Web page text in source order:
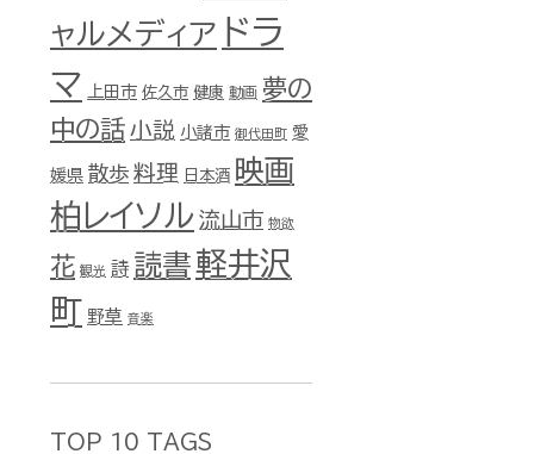
ャルメディア ドラ
マ
上田市 佐久市 健康 動画 夢の
中の話 小説 小諸市 御代田町 愛
媛県 散歩 料理 日本酒 映画
柏レイソル 流山市 物欲
花 観光 詩 読書軽井沢
町 野草 音楽
TOP 10 TAGS